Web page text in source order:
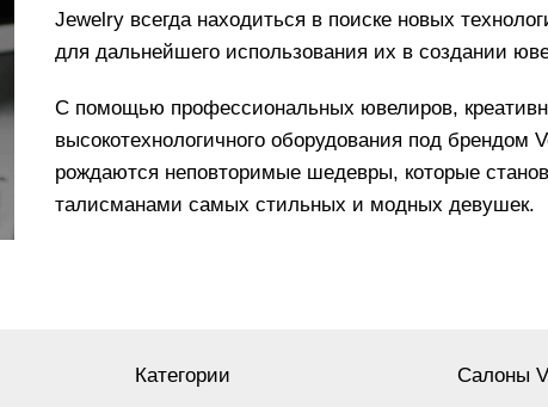
Jewelry всегда находиться в поиске новых
для дальнейшего использования их в создании
С помощью профессиональных ювелиров,
высокотехнологичного оборудования под брендом
рождаются неповторимые шедевры, которые
талисманами самых стильных и модных девушек.
Категории Салоны